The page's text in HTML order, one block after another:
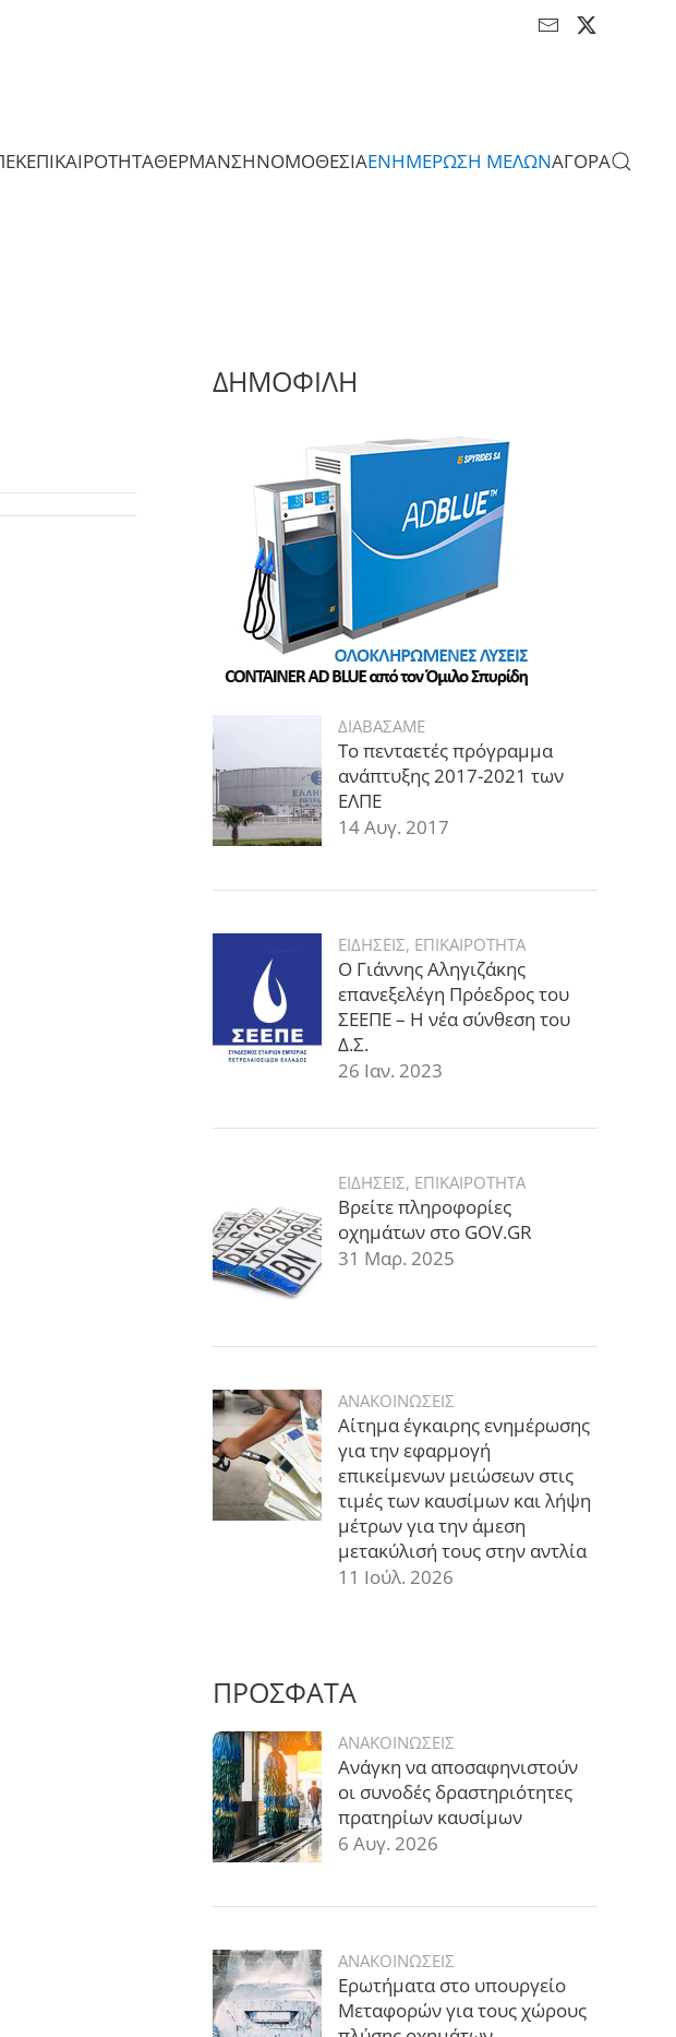
ΕΠΙΚΑΙΡΟΤΗΤΑΘΕΡΜΑΝΣΗΝΟΜΟΘΕΣΙΑΕΝΗΜΕΡΩΣΗ ΜΕΛΩΝΑΓΟΡΑ
ΔΗΜΟΦΙΛΗ
ΔΙΑΒΑΣΑΜΕ
Το πενταετές πρόγραμμα
ανάπτυξης 2017-2021 των
ΕΛΠΕ
14 Αυγ. 2017
ΕΙΔΗΣΕΙΣ, ΕΠΙΚΑΙΡΟΤΗΤΑ
Ο Γιάννης Αληγιζάκης
επανεξελέγη Πρόεδρος του
ΣΕΕΠΕ – Η νέα σύνθεση του
Δ.Σ.
26 Ιαν. 2023
ΕΙΔΗΣΕΙΣ, ΕΠΙΚΑΙΡΟΤΗΤΑ
Βρείτε πληροφορίες
οχημάτων στο GOV.GR
31 Μαρ. 2025
ΑΝΑΚΟΙΝΩΣΕΙΣ
Αίτημα έγκαιρης ενημέρωσης
για την εφαρμογή
επικείμενων μειώσεων στις
τιμές των καυσίμων και λήψη
μέτρων για την άμεση
μετακύλισή τους στην αντλία
11 Ιούλ. 2026
ΠΡΟΣΦΑΤΑ
ΑΝΑΚΟΙΝΩΣΕΙΣ
Ανάγκη να αποσαφηνιστούν
οι συνοδές δραστηριότητες
πρατηρίων καυσίμων
6 Αυγ. 2026
ΑΝΑΚΟΙΝΩΣΕΙΣ
Ερωτήματα στο υπουργείο
Μεταφορών για τους χώρους